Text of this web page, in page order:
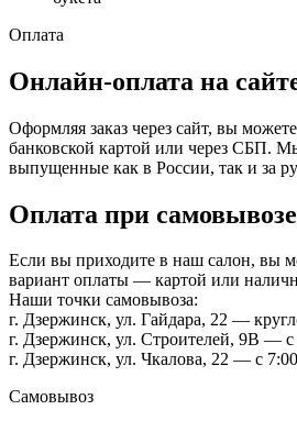
Оплата
Онлайн-оплата на
Оформляя заказ через сайт, вы
банковской картой или через СБП.
выпущенные как в России, так и за
Оплата при самовывозе
Если вы приходите в наш салон, вы
вариант оплаты — картой или
Наши точки самовывоза:
г. Дзержинск, ул. Гайдара, 22 —
г. Дзержинск, ул. Строителей, 9В —
г. Дзержинск, ул. Чкалова, 22 — с
Самовывоз